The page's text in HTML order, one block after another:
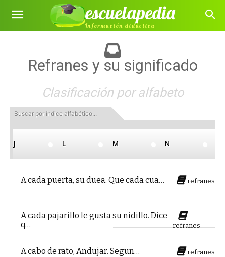
escuelapedia
Información didáctica
Refranes y su significado
Clasificación por alfabeto
Buscar por índice alfabético...
J L M N
Últimos refranes añadidos
A cada puerta, su duea. Que cada cua… refranes
A cada pajarillo le gusta su nidillo. Dice
q…
refranes
A cabo de rato, Andujar. Segun… refranes